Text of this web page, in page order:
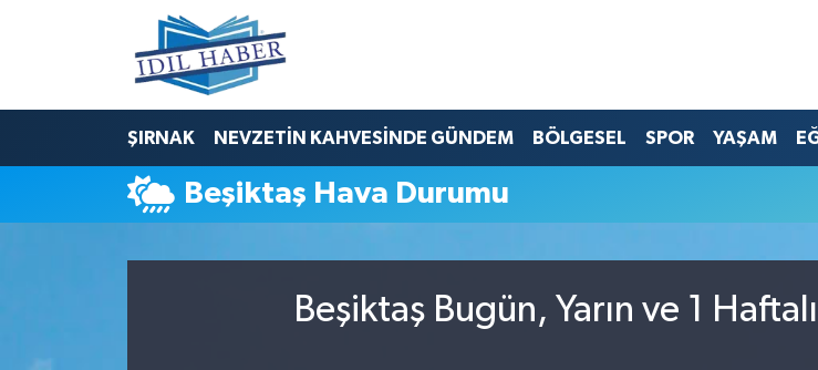
ŞIRNAK NEVZETİN KAHVESİNDE GÜNDEM BÖLGESEL SPOR YAŞAM
Beşiktaş Hava Durumu
Beşiktaş Bugün, Yarın ve 1
Nöbetçi Eczaneler
Hava Durumu
Trafik Durumu